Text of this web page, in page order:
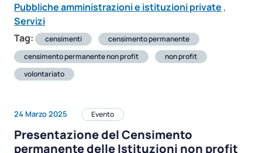
Pubbliche amministrazioni e istituzioni private ,
Servizi
Tag:
censimenti
censimento permanente
censimento permanente non profit
non profit
volontariato
24 Marzo 2025 Evento
Presentazione del Censimento
permanente delle Istituzioni non profit